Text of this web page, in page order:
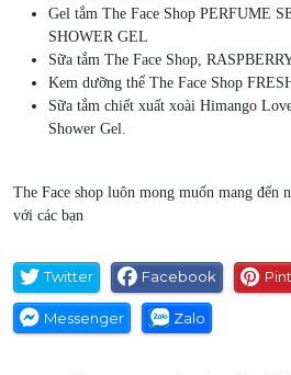
Gel tắm The Face Shop PERFUME
SHOWER GEL
Sữa tắm The Face Shop,
Kem dưỡng thể The Face Shop
Sữa tắm chiết xuất xoài Himango
Shower Gel.
The Face shop luôn mong muốn mang đến
với các bạn
Twitter Facebook
Messenger Zalo